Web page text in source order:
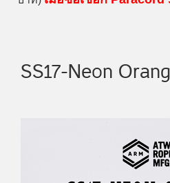
SS17-Neon